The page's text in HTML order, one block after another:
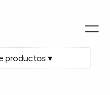
productos ▾